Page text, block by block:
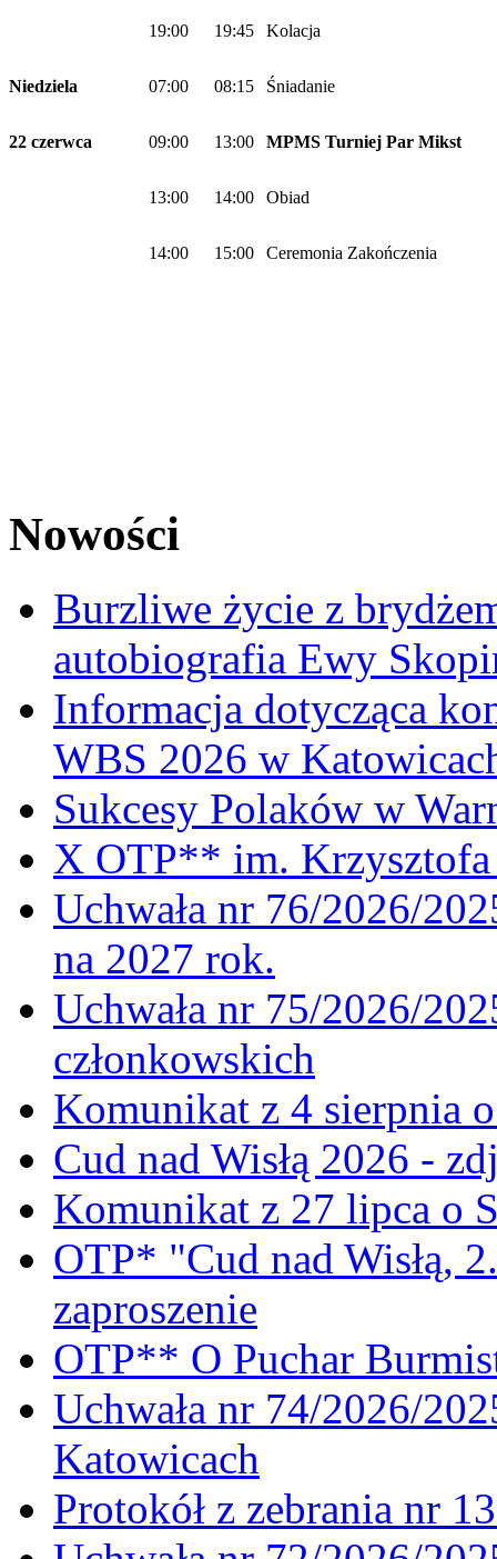
19:00 19:45 Kolacja
Niedziela 07:00 08:15 Śniadanie
22 czerwca 09:00 13:00 MPMS Turniej Par Mikst
13:00 14:00 Obiad
14:00 15:00 Ceremonia Zakończenia
Nowości
Burzliwe życie z
autobiografia Ewy
Informacja dotycząca
WBS 2026 w
Sukcesy Polaków w
X OTP** im. Krzysztofa
Uchwała nr 76/2026/
na 2027 rok.
Uchwała nr 75/2026/
członkowskich
Komunikat z 4 sierpnia
Cud nad Wisłą 2026 -
Komunikat z 27 lipca o
OTP* "Cud nad Wisłą,
zaproszenie
OTP** O Puchar
Uchwała nr 74/2026/
Katowicach
Protokół z zebrania nr